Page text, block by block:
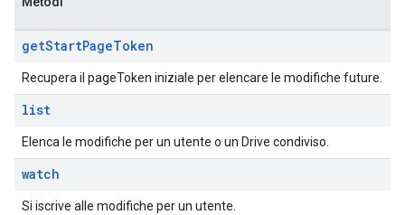
getStartPageToken
Recupera il pageToken iniziale per elencare le modifiche future.
list
Elenca le modifiche per un utente o un Drive condiviso.
watch
Si iscrive alle modifiche per un utente.